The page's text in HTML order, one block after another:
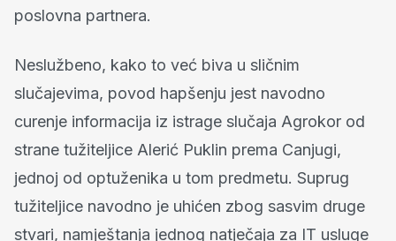
poslovna partnera.
Neslužbeno, kako to već biva u sličnim
slučajevima, povod hapšenju jest navodno
curenje informacija iz istrage slučaja Agrokor od
strane tužiteljice Alerić Puklin prema Canjugi,
jednoj od optuženika u tom predmetu. Suprug
tužiteljice navodno je uhićen zbog sasvim druge
stvari, namještanja jednog natječaja za IT usluge